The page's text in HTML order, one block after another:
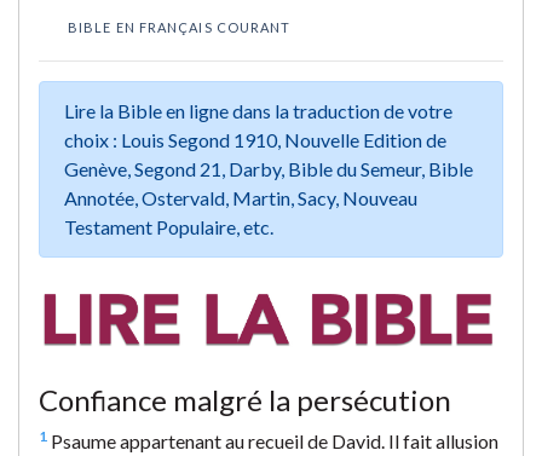
BIBLE EN FRANÇAIS COURANT
Lire la Bible en ligne dans la traduction de votre
choix : Louis Segond 1910, Nouvelle Edition de
Genève, Segond 21, Darby, Bible du Semeur, Bible
Annotée, Ostervald, Martin, Sacy, Nouveau
Testament Populaire, etc.
Confiance malgré la persécution
1 Psaume appartenant au recueil de David. Il fait allusion